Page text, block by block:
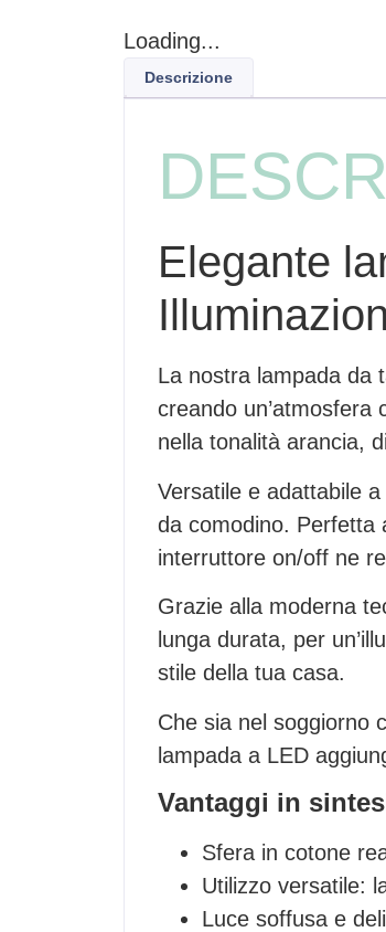
Loading...
Descrizione
Elegante
La nostra lampada da
creando
nella tonalità arancia,
Versatile e adattabile
da comodino. Perfetta
interruttore on/off ne
Grazie alla moderna
lunga durata, per
stile della tua casa.
Che sia nel soggiorno
lampada a LED
Vantaggi in
Sfera in cotone
Utilizzo versatile:
Luce soffusa e